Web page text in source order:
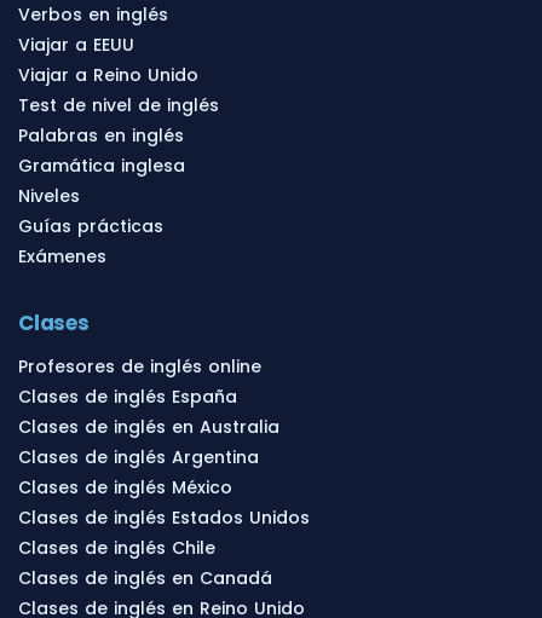
Verbos en inglés
Viajar a EEUU
Viajar a Reino Unido
Test de nivel de inglés
Palabras en inglés
Gramática inglesa
Niveles
Guías prácticas
Exámenes
Clases
Profesores de inglés online
Clases de inglés España
Clases de inglés en Australia
Clases de inglés Argentina
Clases de inglés México
Clases de inglés Estados Unidos
Clases de inglés Chile
Clases de inglés en Canadá
Clases de inglés en Reino Unido